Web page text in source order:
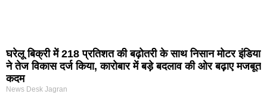
घरेलू बिक्री में 218 प्रतिशत की बढ़ोतरी के साथ निसान मोटर इंडिया
ने तेज विकास दर्ज किया, कारोबार में बड़े बदलाव की ओर बढ़ाए मजबूत
कदम
News Desk Jagran